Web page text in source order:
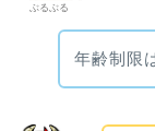
ぶるぶる
年齢制限